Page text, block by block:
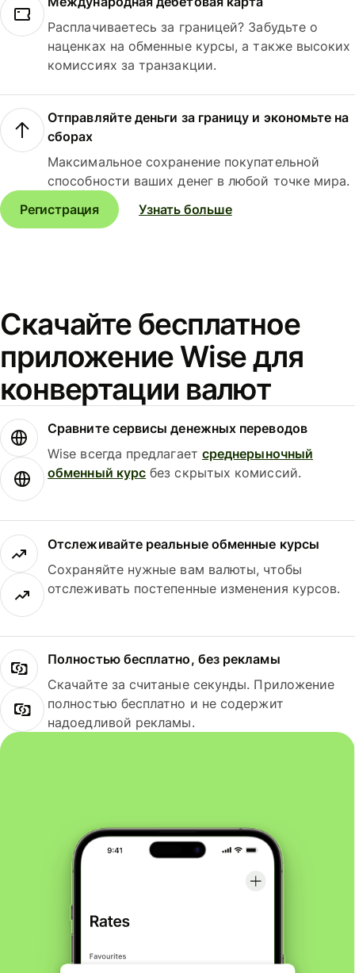
Расплачиваетесь за границей? Забудьте о
наценках на обменные курсы, а также высоких
комиссиях за транзакции.
Отправляйте деньги за границу и экономьте на
сборах
Максимальное сохранение покупательной
способности ваших денег в любой точке мира.
Регистрация
Узнать больше
Скачайте бесплатное
приложение Wise для
конвертации валют
Сравните сервисы денежных переводов
Wise всегда предлагает среднерыночный
обменный курс без скрытых комиссий.
Отслеживайте реальные обменные курсы
Сохраняйте нужные вам валюты, чтобы
отслеживать постепенные изменения курсов.
Полностью бесплатно, без рекламы
Скачайте за считаные секунды. Приложение
полностью бесплатно и не содержит
надоедливой рекламы.